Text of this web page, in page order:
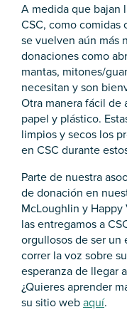
A medida que bajan
CSC, como comidas
se vuelven aún más
donaciones como
mantas, mitones/
necesitan y son
Otra manera fácil de
papel y plástico.
limpios y secos los
en CSC durante
Parte de nuestra
de donación en
McLoughlin y
las entregamos a
orgullosos de ser un
correr la voz sobre
esperanza de llegar
¿Quieres aprender
su sitio webaquí.